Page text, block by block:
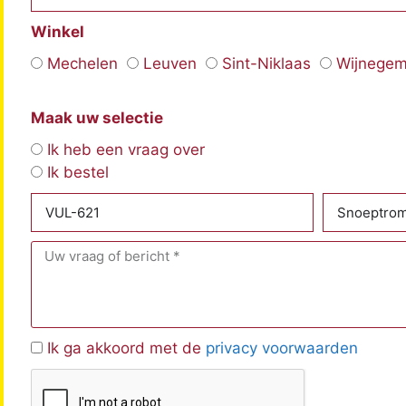
Winkel
Mechelen
Leuven Sint-Niklaas
Maak uw selectie
Ik heb een vraag over
Ik bestel
Ik ga akkoord met de privacy voorwaarden